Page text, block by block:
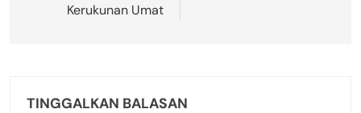
Kerukunan Umat
TINGGALKAN BALASAN